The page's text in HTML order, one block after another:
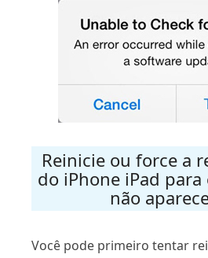
Reinicie ou force a
do iPhone iPad
não
Você pode primeiro tentar